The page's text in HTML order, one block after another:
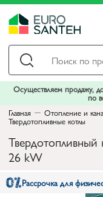
Осуществляем продажу,
по
Главная
Отопление и
Твердотопливные котлы
26 kW
Рассрочка для